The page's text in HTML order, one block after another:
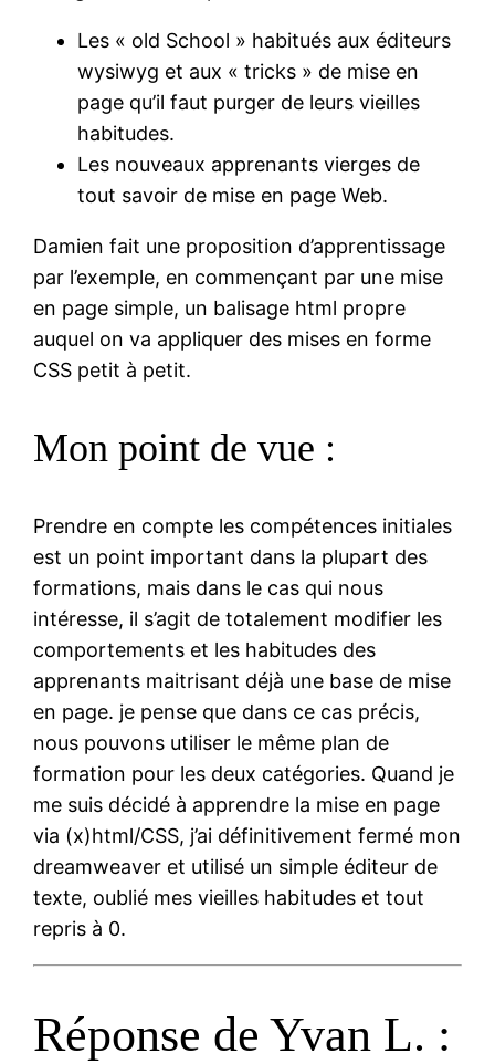
Les « old School » habitués aux éditeurs
wysiwyg et aux « tricks » de mise en
page qu’il faut purger de leurs vieilles
habitudes.
Les nouveaux apprenants vierges de
tout savoir de mise en page Web.
Damien fait une proposition d’apprentissage
par l’exemple, en commençant par une mise
en page simple, un balisage html propre
auquel on va appliquer des mises en forme
CSS petit à petit.
Mon point de vue :
Prendre en compte les compétences initiales
est un point important dans la plupart des
formations, mais dans le cas qui nous
intéresse, il s’agit de totalement modifier les
comportements et les habitudes des
apprenants maitrisant déjà une base de mise
en page. je pense que dans ce cas précis,
nous pouvons utiliser le même plan de
formation pour les deux catégories. Quand je
me suis décidé à apprendre la mise en page
via (x)html/CSS, j’ai définitivement fermé mon
dreamweaver et utilisé un simple éditeur de
texte, oublié mes vieilles habitudes et tout
repris à 0.
Réponse de Yvan L. :